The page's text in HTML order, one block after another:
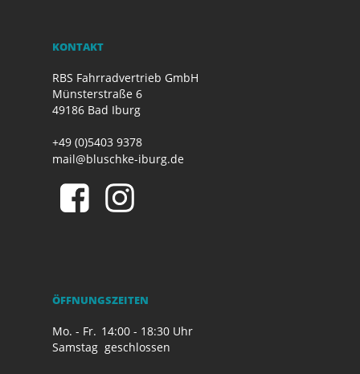
KONTAKT
RBS Fahrradvertrieb GmbH
Münsterstraße 6
49186 Bad Iburg
+49 (0)5403 9378
mail@bluschke-iburg.de
ÖFFNUNGSZEITEN
Mo. - Fr. 14:00 - 18:30 Uhr
Samstag geschlossen